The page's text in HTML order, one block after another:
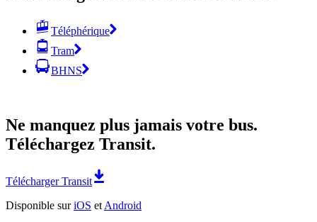
Téléphérique
Tram
BHNS
Ne manquez plus jamais votre bus.
Téléchargez Transit.
Télécharger Transit
Disponible suriOS et Android